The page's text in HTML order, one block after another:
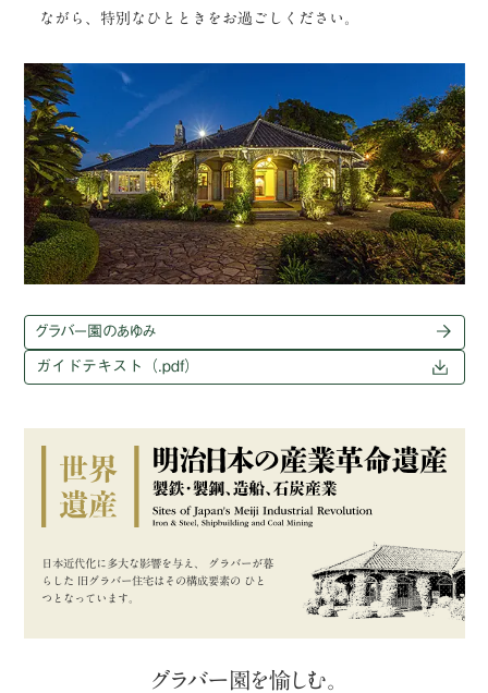
ながら、特別なひとときをお過ごしください。
グラバー園のあゆみ
ガイドテキスト（.pdf）
日本近代化に多大な影響を与え、
グラバーが暮
らした 旧グラバー住宅はその構成要素の ひと
つとなっています。
グラバー園を愉しむ。